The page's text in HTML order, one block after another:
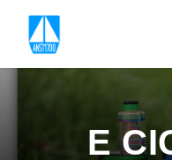
E